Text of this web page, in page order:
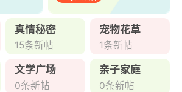
真情秘密
15条新帖
宠物花草
1条新帖
文学广场
0条新帖
亲子家庭
0条新帖